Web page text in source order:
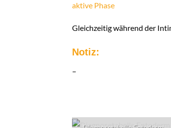
aktive Phase
Gleichzeitig während der
Notiz:
–